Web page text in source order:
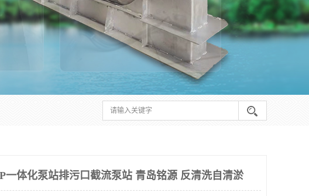
一体化泵站排污口截流泵站 青岛铭源 反清洗自清淤